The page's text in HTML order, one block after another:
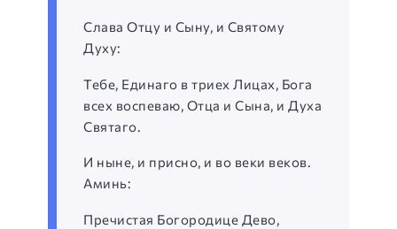
Слава Отцу и Сыну, и Святому
Духу:
Тебе, Единаго в триех Лицах, Бога
всех воспеваю, Отца и Сына, и Духа
Святаго.
И ныне, и присно, и во веки веков.
Аминь:
Пречистая Богородице Дево,